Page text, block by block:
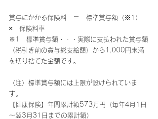
賞与にかかる保険料　＝　標準賞与額（※1）
×　保険料率
※1　標準賞与額・・・実際に支払われた賞与額
（税引き前の賞与総支給額）から1,000円未満
を切り捨てた金額です。
（注）標準賞与額には上限が設けられていま
す。
【健康保険】年間累計額573万円（毎年4月1日
～翌3月31日までの累計額）